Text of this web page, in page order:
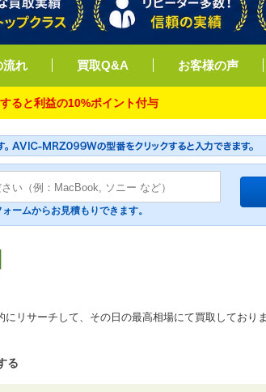
流れ 買取Q&A お客様の声
益の10%ポイント付与
ームからお見積もりできます。
リサーチして、その日の最高相場にて買取しておりま
る